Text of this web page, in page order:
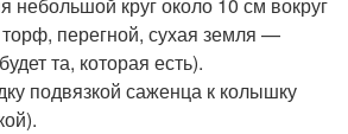
торф, перегной, сухая земля —
та, которая есть).
подвязкой саженца к колышку